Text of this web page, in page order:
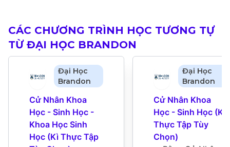
CÁC CHƯƠNG TRÌNH HỌC TƯƠNG TỰ
TỪ ĐẠI HỌC BRANDON
Đại Học
Brandon
Cử Nhân Khoa
Học - Sinh Học -
Khoa Học Sinh
Học (Kì Thực Tập
Đại Học
Brandon
Cử Nhân Khoa
Học - Sinh Học (Kì
Thực Tập Tùy
Chọn)